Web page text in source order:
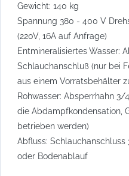
Gewicht: 140 kg
Spannung 380 - 400 V
(220V, 16A auf Anfrage)
Entmineralisiertes Wasser:
Schlauchanschluß (nur bei
aus einem Vorratsbehälter
Rohwasser: Absperrhahn 3/
die Abdampfkondensation,
betrieben werden)
Abfluss:
oder Bodenablauf